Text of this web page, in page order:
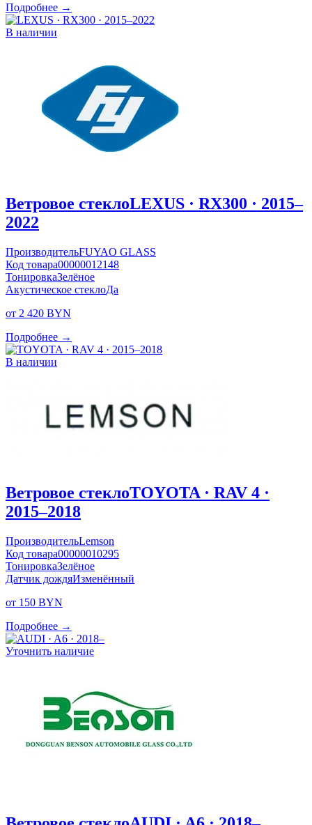
Подробнее →
В наличии
Ветровое стеклоLEXUS · RX300 · 2015–
2022
ПроизводительFUYAO GLASS
Код товара00000012148
ТонировкаЗелёное
Акустическое стеклоДа
от 2 420 BYN
Подробнее →
В наличии
Ветровое стеклоTOYOTA · RAV 4 ·
2015–2018
ПроизводительLemson
Код товара00000010295
ТонировкаЗелёное
Датчик дождяИзменённый
от 150 BYN
Подробнее →
Уточнить наличие